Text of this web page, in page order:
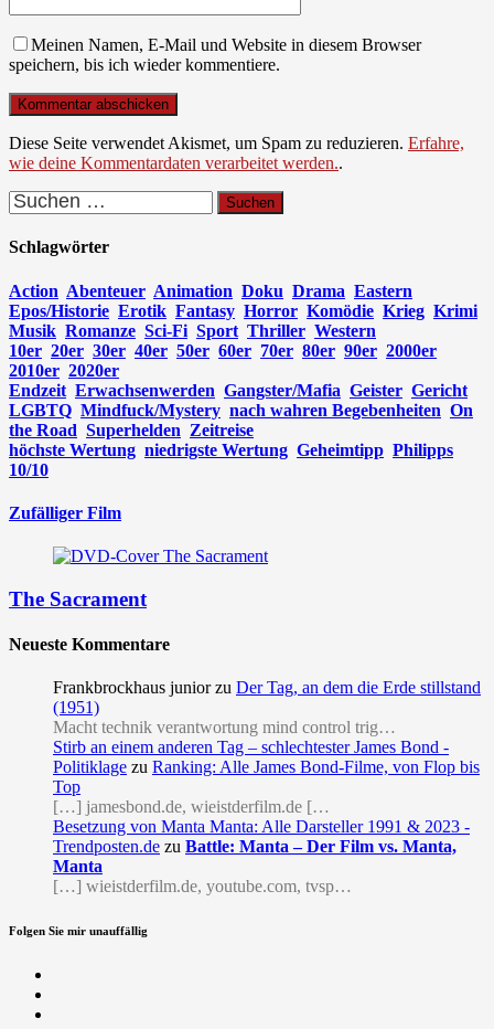
Meinen Namen, E-Mail und Website in diesem Browser
speichern, bis ich wieder kommentiere.
Diese Seite verwendet Akismet, um Spam zu reduzieren. Erfahre,
wie deine Kommentardaten verarbeitet werden..
Suchen
nach:
Schlagwörter
Action Abenteuer Animation Doku Drama Eastern
Epos/Historie Erotik Fantasy Horror Komödie Krieg Krimi
Musik Romanze Sci-Fi Sport Thriller Western
10er 20er 30er 40er 50er 60er 70er 80er 90er 2000er
2010er 2020er
Endzeit Erwachsenwerden Gangster/Mafia Geister Gericht
LGBTQ Mindfuck/Mystery nach wahren Begebenheiten On
the Road Superhelden Zeitreise
höchste Wertung niedrigste Wertung Geheimtipp Philipps
10/10
Zufälliger Film
The Sacrament
Neueste Kommentare
Frankbrockhaus junior zu Der Tag, an dem die Erde stillstand
(1951)
Macht technik verantwortung mind control trig…
Stirb an einem anderen Tag – schlechtester James Bond -
Politiklage zu Ranking: Alle James Bond-Filme, von Flop bis
Top
[…] jamesbond.de, wieistderfilm.de […
Besetzung von Manta Manta: Alle Darsteller 1991 & 2023 -
Trendposten.de zu Battle: Manta – Der Film vs. Manta,
Manta
[…] wieistderfilm.de, youtube.com, tvsp…
Folgen Sie mir unauffällig